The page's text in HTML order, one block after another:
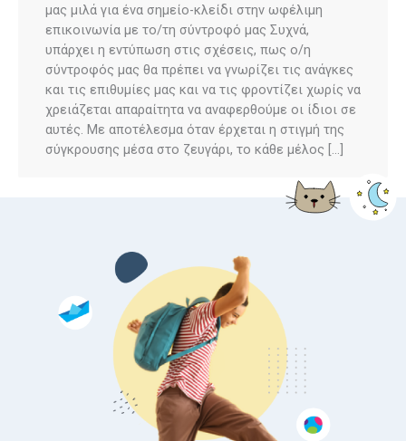
μας μιλά για ένα σημείο-κλείδι στην ωφέλιμη
επικοινωνία με το/τη σύντροφό μας Συχνά,
υπάρχει η εντύπωση στις σχέσεις, πως ο/η
σύντροφός μας θα πρέπει να γνωρίζει τις ανάγκες
και τις επιθυμίες μας και να τις φροντίζει χωρίς να
χρειάζεται απαραίτητα να αναφερθούμε οι ίδιοι σε
αυτές. Με αποτέλεσμα όταν έρχεται η στιγμή της
σύγκρουσης μέσα στο ζευγάρι, το κάθε μέλος […]